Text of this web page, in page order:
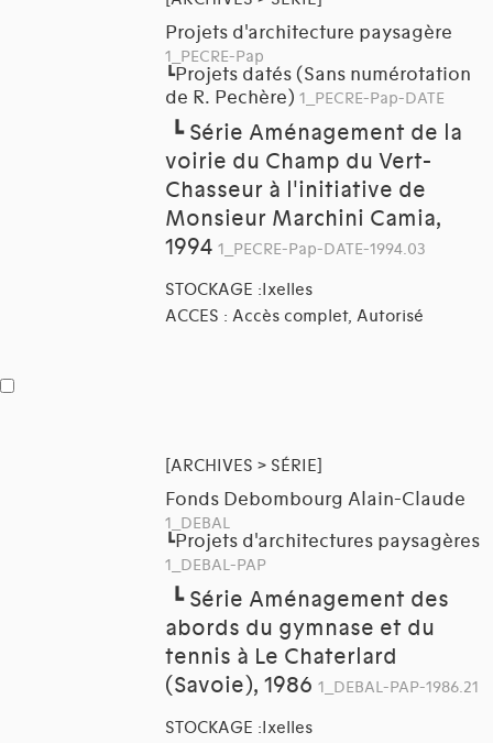
Projets d'architecture paysagère
1_PECRE-Pap
┗Projets datés (Sans numérotation
de R. Pechère) 1_PECRE-Pap-DATE
┗ Série Aménagement de la
voirie du Champ du Vert-
Chasseur à l'initiative de
Monsieur Marchini Camia,
1994 1_PECRE-Pap-DATE-1994.03
STOCKAGE :Ixelles
ACCES : Accès complet, Autorisé
[ARCHIVES > SÉRIE]
Fonds Debombourg Alain-Claude
1_DEBAL
┗Projets d'architectures paysagères
1_DEBAL-PAP
┗ Série Aménagement des
abords du gymnase et du
tennis à Le Chaterlard
(Savoie), 1986 1_DEBAL-PAP-1986.21
STOCKAGE :Ixelles